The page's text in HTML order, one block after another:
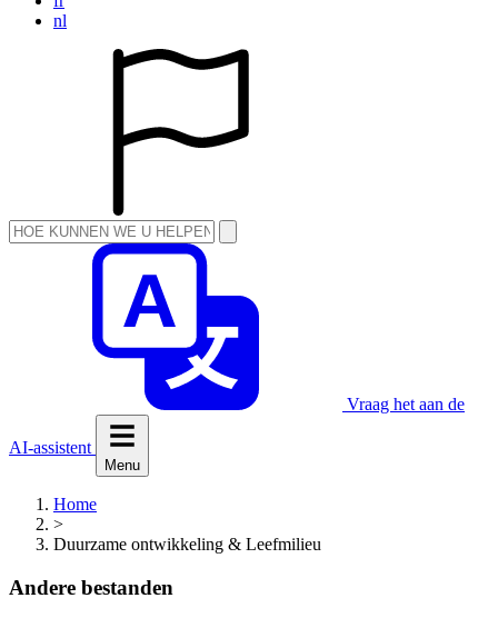
nl
Vraag het aan de
AI-assistent
Menu
Home
>
Duurzame ontwikkeling & Leefmilieu
Andere bestanden